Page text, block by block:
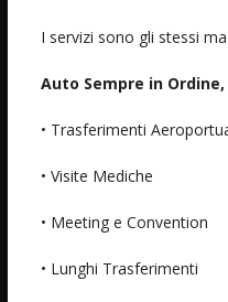
I servizi sono gli stessi
Auto Sempre in
• Trasferimenti
• Visite Mediche
• Meeting e Convention
• Lunghi Trasferimenti